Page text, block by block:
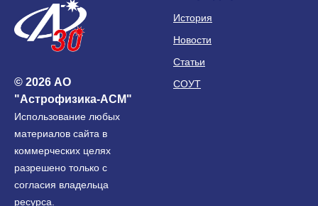
© 2026 АО
"Астрофизика-АСМ"
Использование любых
материалов сайта в
коммерческих целях
разрешено только с
согласия владельца
ресурса.
История
Новости
Статьи
СОУТ